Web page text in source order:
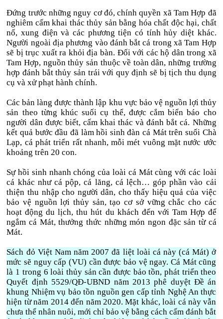
Đứng trước những nguy cơ đó, chính quyền xã Tam Hợp đã
nghiêm cấm khai thác thủy sản bằng hóa chất độc hại, chất
nổ, xung điện và các phương tiện có tính hủy diệt khác.
Người ngoài địa phương vào đánh bắt cá trong xã Tam Hợp
sẽ bị trục xuất ra khỏi địa bàn. Đối với các hộ dân trong xã
Tam Hợp, nguồn thủy sản thuộc về toàn dân, những trường
hợp đánh bắt thủy sản trái với quy định sẽ bị tịch thu dụng
cụ và xử phạt hành chính.
Các bản làng được thành lập khu vực bảo vệ nguồn lợi thủy
sản theo từng khúc suối cụ thể, được cắm biển báo cho
người dân được biết, cấm khai thác và đánh bắt cá. Những
kết quả bước đầu đã làm hồi sinh đàn cá Mát trên suối Chà
Lạp, cá phát triển rất nhanh, mỗi mét vuông mặt nước ước
khoảng trên 20 con.
Sự hồi sinh nhanh chóng của loài cá Mát cùng với các loài
cá khác như cá pộp, cá lăng, cá lệch… góp phần vào cải
thiện thu nhập cho người dân, cho thấy hiệu quả của việc
bảo vệ nguồn lợi thủy sản, tạo cơ sở vững chắc cho các
hoạt động du lịch, thu hút du khách đến với Tam Hợp để
ngắm cá Mát, thưởng thức những món ngon đặc sản từ cá
Mát.
Sách đỏ Việt Nam năm 2007 đã liệt loài cá này (cá Mát) ở
mức sẽ nguy cấp (VU) cần được bảo vệ ngay. Cá Mát cũng
là 1 trong 6 loài thủy sản cần được bảo tồn, phát triển theo
Quyết định 5529/QĐ-UBND năm 2013 phê duyệt Đề án
khung Nhiệm vụ bảo tồn nguồn gen cấp tỉnh Nghệ An thực
hiện từ năm 2014 đến năm 2020. Mặt khác, loài cá này vẫn
chưa thể nhân nuôi, mới chỉ bảo vệ bằng cách cấm đánh bắt